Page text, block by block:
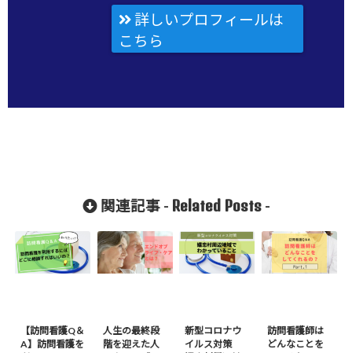
詳しいプロフィールは
こちら
関連記事 - Related Posts-
【訪問看護Q＆
A】訪問看護を
人生の最終段
階を迎えた人
新型コロナウ
イルス対策
訪問看護師は
どんなことを